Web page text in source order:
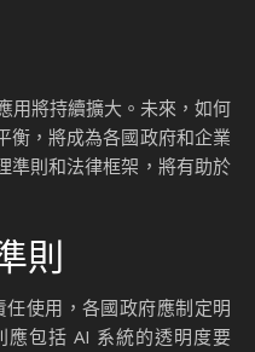
用將持續擴大。未來，如何
衡，將成為各國政府和企業
準則和法律框架，將有助於
則
使用，各國政府應制定明
包括 AI 系統的透明度要